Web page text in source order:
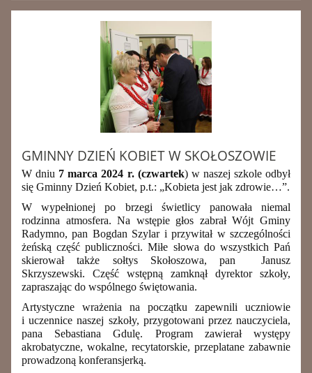
GMINNY DZIEŃ KOBIET W SKOŁOSZOWIE
W dniu 7 marca 2024 r. (czwartek) w naszej szkole odbył
się Gminny Dzień Kobiet, p.t.: „Kobieta jest jak zdrowie…”.
W wypełnionej po brzegi świetlicy panowała niemal
rodzinna atmosfera. Na wstępie głos zabrał Wójt Gminy
Radymno, pan Bogdan Szylar i przywitał w szczególności
żeńską część publiczności. Miłe słowa do wszystkich Pań
skierował także sołtys Skołoszowa, pan Janusz
Skrzyszewski. Część wstępną zamknął dyrektor szkoły,
zapraszając do wspólnego świętowania.
Artystyczne wrażenia na początku zapewnili uczniowie
i uczennice naszej szkoły, przygotowani przez nauczyciela,
pana Sebastiana Gdulę. Program zawierał występy
akrobatyczne, wokalne, recytatorskie, przeplatane zabawnie
prowadzoną konferansjerką.